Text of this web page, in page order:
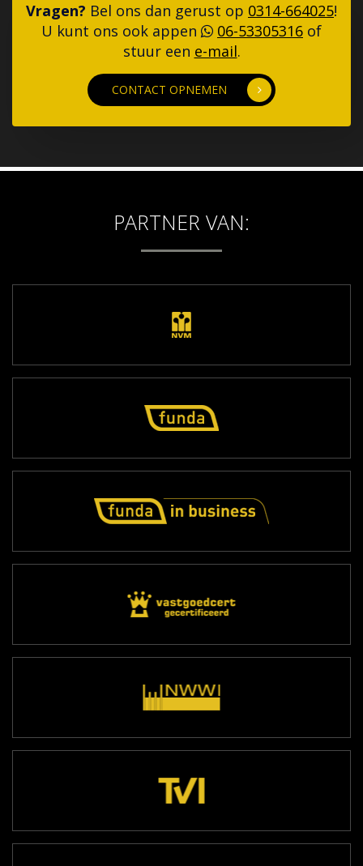
Vragen? Bel ons dan gerust op 0314-664025!
U kunt ons ook appen
06-53305316 of
stuur een e-mail.
CONTACT OPNEMEN
PARTNER VAN: